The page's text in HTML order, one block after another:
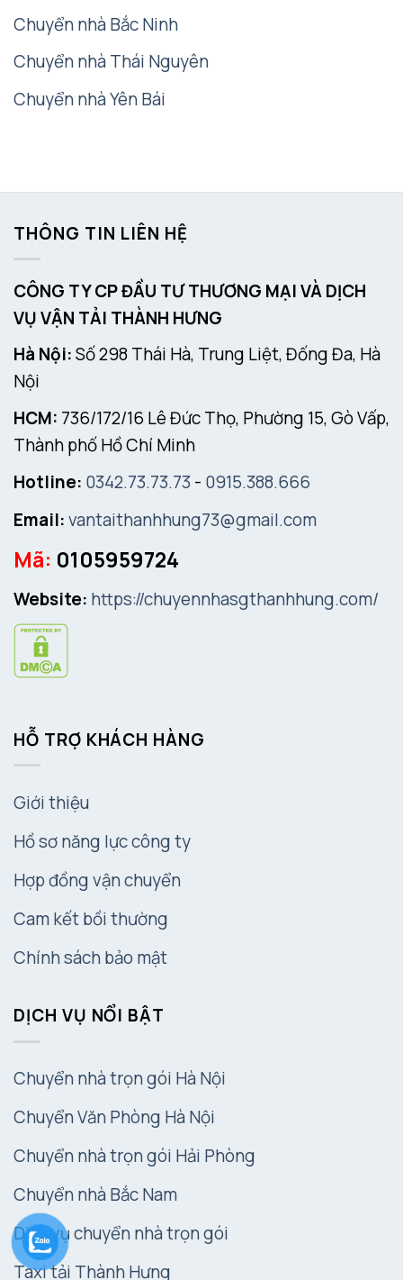
Chuyển nhà Bắc Ninh
Chuyển nhà Thái Nguyên
Chuyển nhà Yên Bái
THÔNG TIN LIÊN HỆ
CÔNG TY CP ĐẦU TƯ THƯƠNG MẠI VÀ DỊCH
VỤ VẬN TẢI THÀNH HƯNG
Hà Nội:Số 298 Thái Hà, Trung Liệt, Đống Đa, Hà
Nội
HCM: 736/172/16 Lê Đức Thọ, Phường 15, Gò Vấp,
Thành phố Hồ Chí Minh
Hotline: 0342.73.73.73- 0915.388.666
Email:vantaithanhhung73@gmail.com
Mã: 0105959724
Website: https://chuyennhasgthanhhung.com/
HỖ TRỢ KHÁCH HÀNG
Giới thiệu
Hồ sơ năng lực công ty
Hợp đồng vận chuyển
Cam kết bồi thường
Chính sách bảo mật
DỊCH VỤ NỔI BẬT
Chuyển nhà trọn gói Hà Nội
Chuyển Văn Phòng Hà Nội
Chuyển nhà trọn gói Hải Phòng
Chuyển nhà Bắc Nam
Dịch vụ chuyển nhà trọn gói
Taxi tải Thành Hưng